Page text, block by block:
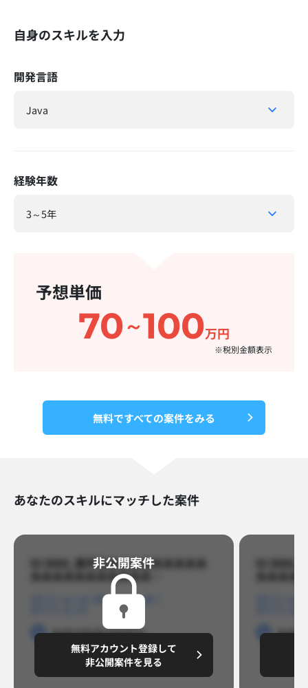
自身のスキルを入力
開発言語
経験年数
予想単価
70～100万円
※税別金額表示​
無料ですべての案件をみる
あなたのスキルにマッチした案件
ID 8888_案件名あああああああああ
あああああああああああ…​
ポジションB
勤務地勤務地勤務地
～8,888,8888円/月
非公開案件​
無料アカウント登録して
非公開案件を見る
ID
勤務地